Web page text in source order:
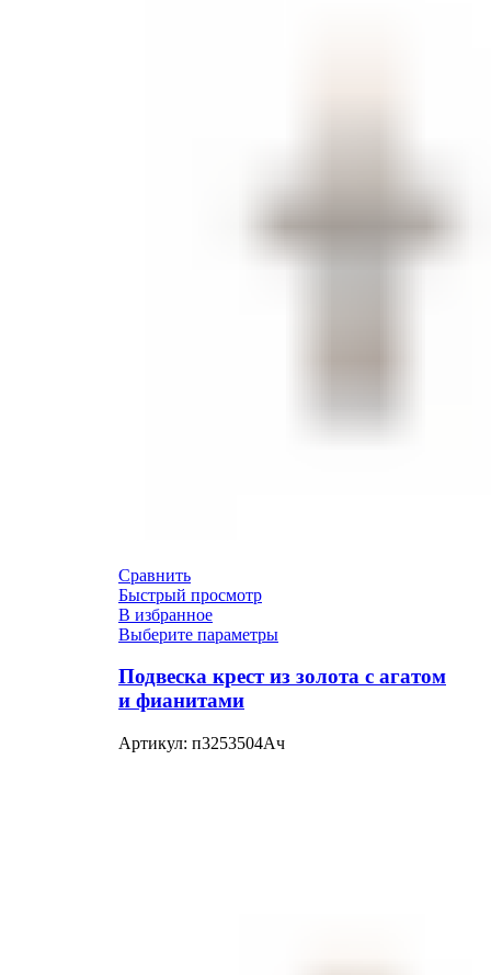
Сравнить
Быстрый просмотр
В избранное
Выберите параметры
Подвеска крест из золота с агатом
и фианитами
Артикул: п3253504Ач